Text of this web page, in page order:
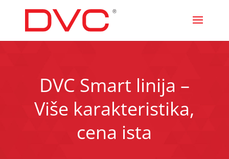
DVC Smart linija –
Više karakteristika,
cena ista